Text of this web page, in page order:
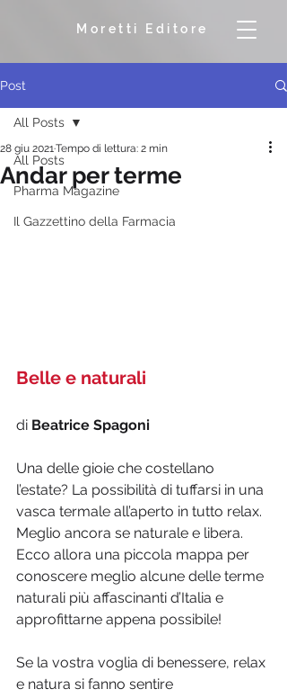
Moretti Editore
Post
All Posts
Pharma Magazine
Il Gazzettino della Farmacia
All Posts
Andar per terme
28 giu 2021Tempo di lettura: 2 min
Belle e naturali
di Beatrice Spagoni
Una delle gioie che costellano
l’estate? La possibilità di tuffarsi in una
vasca termale all’aperto in tutto relax.
Meglio ancora se naturale e libera.
Ecco allora una piccola mappa per
conoscere meglio alcune delle terme
naturali più affascinanti d’Italia e
approfittarne appena possibile!
Se la vostra voglia di benessere, relax
e natura si fanno sentire